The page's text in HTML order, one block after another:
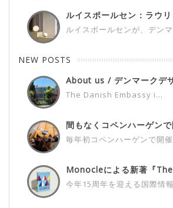
ルイスポールセン：ラウ
ルイスポールセンが、デン
NEW POSTS
About us / デンマークデ
The Danish Embassy i...
間もなくコペンハーゲン
毎年初コペンハーゲンで開
Monocleによる新著『
今年15周年を迎える国際情